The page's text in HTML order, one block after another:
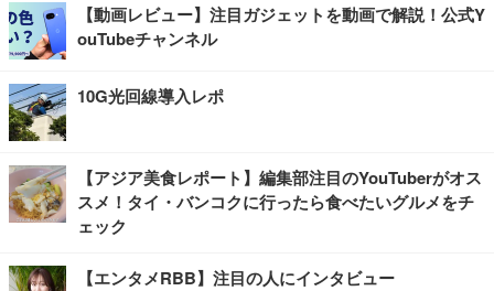
【動画レビュー】注目ガジェットを動画で解説！公式Y
ouTubeチャンネル
10G光回線導入レポ
【アジア美食レポート】編集部注目のYouTuberがオス
スメ！タイ・バンコクに行ったら食べたいグルメをチ
ェック
【エンタメRBB】注目の人にインタビュー